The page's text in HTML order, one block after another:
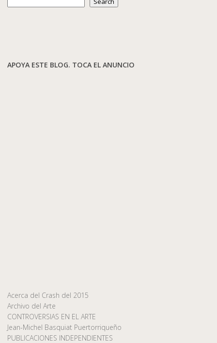
APOYA ESTE BLOG. TOCA EL ANUNCIO
Acerca del Crash del 2015
Archivo del Arte
CONTROVERSIAS EN EL ARTE
Jean-Michel Basquiat Puertorriqueño
PUBLICACIONES INDEPENDIENTES